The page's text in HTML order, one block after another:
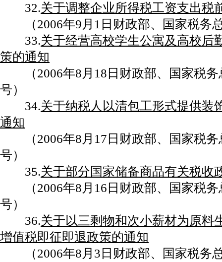
32.关于调整企业所得税工资支出税
（2006年9月1日财政部、国家税务
33.关于经营高校学生公寓及高校后
策的通知
（2006年8月18日财政部、国家税务
号）
34.关于纳税人以清包工形式提供装
通知
（2006年8月17日财政部、国家税务
号）
35.关于部分国家储备商品有关税收
（2006年8月16日财政部、国家税务
号）
36.关于以三剩物和次小薪材为原料
增值税即征即退政策的通知
（2006年8月3日财政部、国家税务